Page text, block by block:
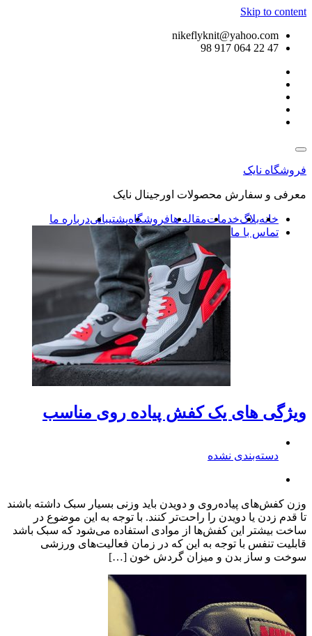
Skip to content
nikeflyknit@yahoo.com
47 22 064 917 98
فروشگاه نایک
معرفی و سفارش محصولات اورجینال نایک
خانهبلاگخدماتمقاله هافروشگاهپشتیبانیدرباره ما
تماس با ما
ویژگی های یک کفش پیاده روی مناسب
دسته‌بندی نشده
وزن کفش‌های پیاده‌روی و دویدن باید وزنی بسیار سبک داشته باشند
تا قدم زدن یا دویدن را راحت‌تر کنند. با توجه به این موضوع در
ساخت بیشتر این کفش‌ها از موادی استفاده می‌شود که سبک باشد
قابلیت تنفس با توجه به این که در زمان فعالیت‌های ورزشی
سوخت و ساز بدن و میزان گردش خون […]